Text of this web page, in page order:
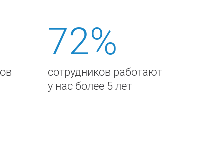
72%
сотрудников работают
у нас более 5 лет